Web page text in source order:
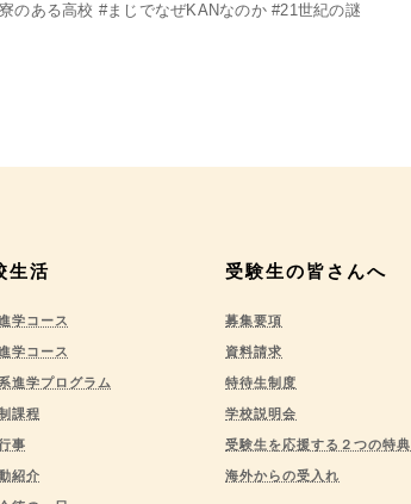
のある高校 #まじでなぜKANなのか #21世紀の謎
生活
学コース
学コース
進学プログラム
課程
事
紹介
受験生の皆さんへ
募集要項
資料請求
特待生制度
学校説明会
受験生を応援する２つの特典
海外からの受入れ